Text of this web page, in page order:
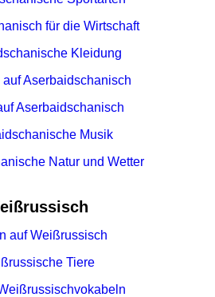
für die Wirtschaft
Kleidung
auf Aserbaidschanisch
Aserbaidschanisch
Musik
Natur und Wetter
auf Weißrussisch
Tiere